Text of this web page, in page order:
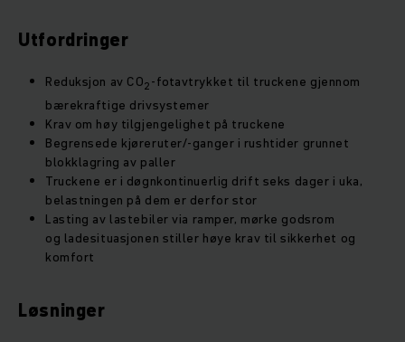
Utfordringer
Reduksjon av CO2-fotavtrykket til truckene gjennom
bærekraftige drivsystemer
Krav om høy tilgjengelighet på truckene
Begrensede kjøreruter/-ganger i rushtider grunnet
blokklagring av paller
Truckene er i døgnkontinuerlig drift seks dager i uka,
belastningen på dem er derfor stor
Lasting av lastebiler via ramper, mørke godsrom
og ladesituasjonen stiller høye krav til sikkerhet og
komfort
Løsninger